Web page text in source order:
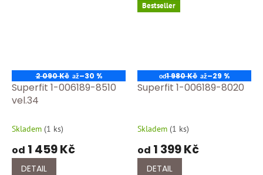
2 090 Kč až–30 %
Superfit 1-006189-8510
vel.34
Skladem (1 ks)
od 1 459 Kč
DETAIL
Bestseller
od1 980 Kč až–29 %
Superfit 1-006189-8020
Skladem (1 ks)
od 1 399 Kč
DETAIL